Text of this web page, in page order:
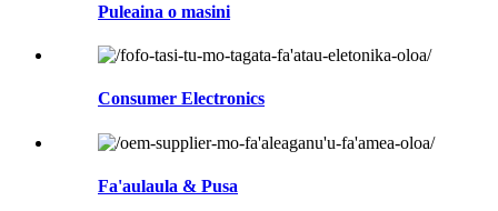
Puleaina o masini
Consumer Electronics
Fa'aulaula & Pusa